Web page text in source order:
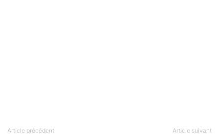
Article précédent Article suivant